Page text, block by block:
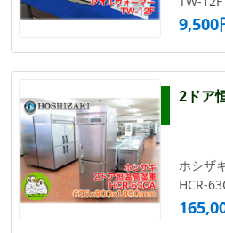
9,500
2ドア
ホシザ
HCR-